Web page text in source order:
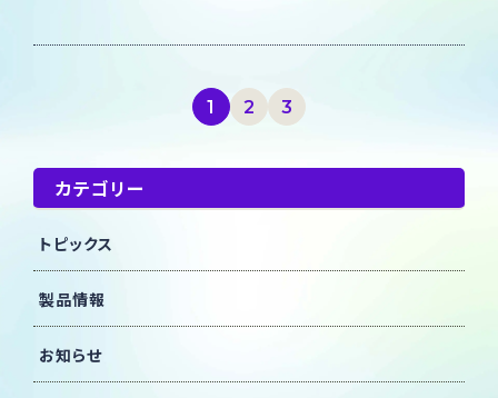
1 2 3
カテゴリー
トピックス
製品情報
お知らせ